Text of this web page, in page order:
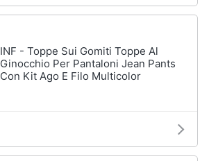
INF - Toppe Sui Gomiti Toppe Al
Ginocchio Per Pantaloni Jean Pants
Con Kit Ago E Filo Multicolor